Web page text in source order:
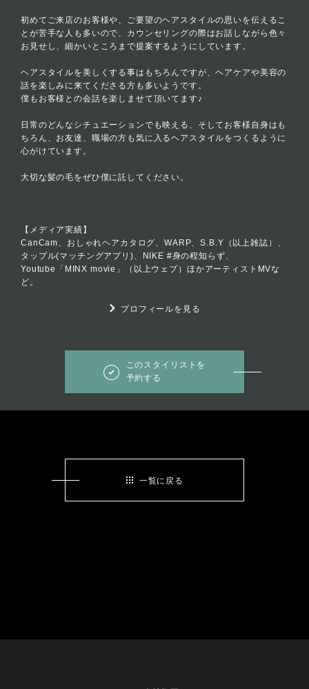
初めてご来店のお客様や、ご要望のヘアスタイルの思いを伝えるこ
とが苦手な人も多いので、カウンセリングの際はお話しながら色々
お見せし、細かいところまで提案するようにしています。
ヘアスタイルを美しくする事はもちろんですが、ヘアケアや美容の
話を楽しみに来てくださる方も多いようです。
僕もお客様との会話を楽しませて頂いてます♪
日常のどんなシチュエーションでも映える、そしてお客様自身はも
ちろん、お友達、職場の方も気に入るヘアスタイルをつくるように
心がけています。
大切な髪の毛をぜひ僕に託してください。
【メディア実績】
CanCam、おしゃれヘアカタログ、WARP、S.B.Y（以上雑誌）、
タップル(マッチングアプリ)、NIKE #身の程知らず、
Youtube「MINX movie」（以上ウェブ）ほかアーティストMVな
ど。
プロフィールを見る
このスタイリストを
予約する
一覧に戻る